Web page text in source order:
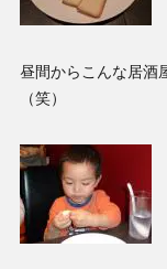
昼間からこんな居酒
（笑）